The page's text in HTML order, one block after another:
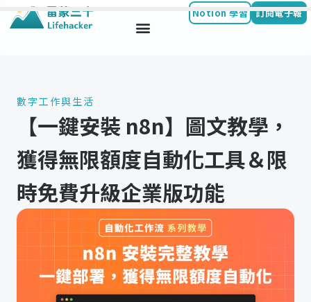
Notion 學習 訂閱電子報
數字工作與生活
【一鍵安裝 n8n】圖文教學，
獲得無限額度自動化工具＆限
時免費升級企業版功能